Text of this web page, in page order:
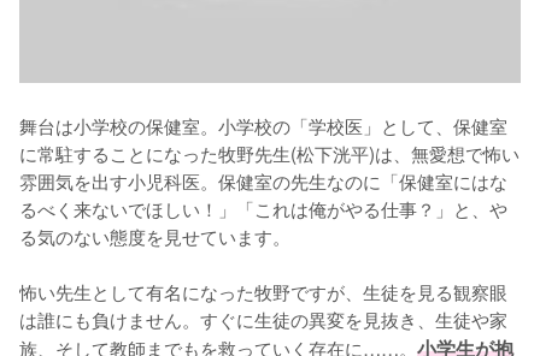
舞台は小学校の保健室。小学校の「学校医」として、保健室
に常駐することになった牧野先生(松下洸平)は、無愛想で怖い
雰囲気を出す小児科医。保健室の先生なのに「保健室にはな
るべく来ないでほしい！」「これは俺がやる仕事？」と、や
る気のない態度を見せています。
怖い先生として有名になった牧野ですが、生徒を見る観察眼
は誰にも負けません。すぐに生徒の異変を見抜き、生徒や家
族、そして教師までもを救っていく存在に……。 小学生が抱